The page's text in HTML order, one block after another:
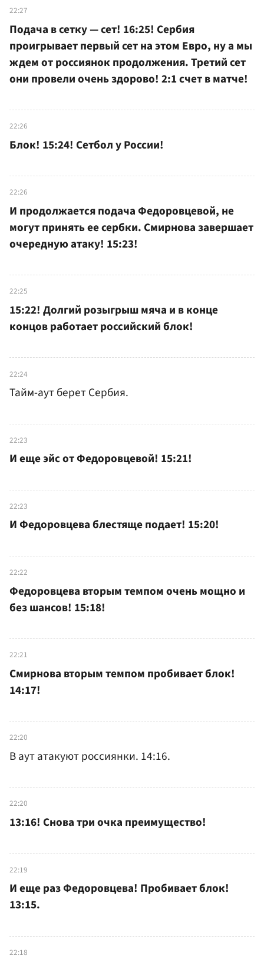
22:27
Подача в сетку — сет! 16:25! Сербия
проигрывает первый сет на этом Евро, ну а мы
ждем от россиянок продолжения. Третий сет
они провели очень здорово! 2:1 счет в матче!
22:26
Блок! 15:24! Сетбол у России!
22:26
И продолжается подача Федоровцевой, не
могут принять ее сербки. Смирнова завершает
очередную атаку! 15:23!
22:25
15:22! Долгий розыгрыш мяча и в конце
концов работает российский блок!
22:24
Тайм-аут берет Сербия.
22:23
И еще эйс от Федоровцевой! 15:21!
22:23
И Федоровцева блестяще подает! 15:20!
22:22
Федоровцева вторым темпом очень мощно и
без шансов! 15:18!
22:21
Смирнова вторым темпом пробивает блок!
14:17!
22:20
В аут атакуют россиянки. 14:16.
22:20
13:16! Снова три очка преимущество!
22:19
И еще раз Федоровцева! Пробивает блок!
13:15.
22:18